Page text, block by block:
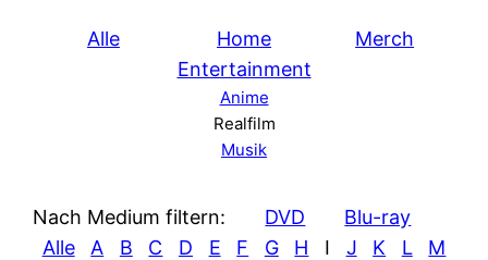
Alle
Home
Entertainment
Anime
Realfilm
Musik
Merch
Nach Medium filtern: DVD
Blu-ray
Alle
A B C D E F G H I J K L
M